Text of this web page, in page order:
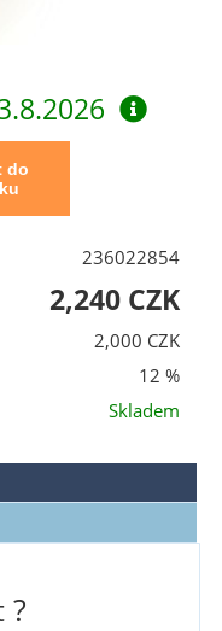
236022854
2,240 CZK
2,000 CZK
12 %
Skladem
?